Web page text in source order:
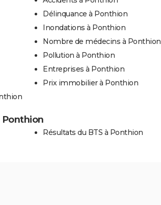
Délinquance à Ponthion
Inondations à Ponthion
Nombre de médecins à Ponthion
Pollution à Ponthion
Entreprises à Ponthion
Prix immobilier à Ponthion
Résultats du BTS à Ponthion